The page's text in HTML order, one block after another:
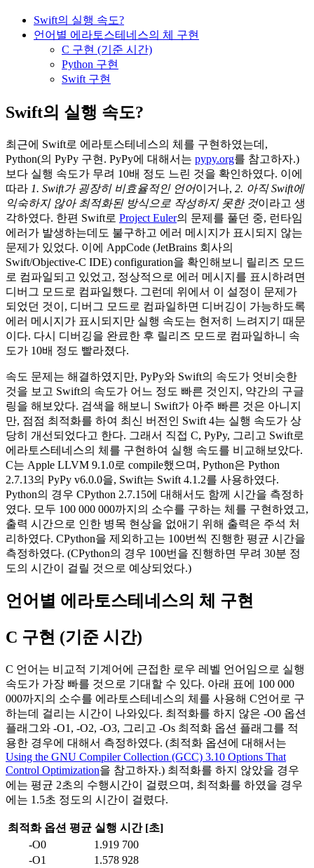
Swift의 실행 속도?
언어별 에라토스테네스의 체 구현
C 구현 (기준 시간)
Python 구현
Swift 구현
Swift의 실행 속도?
최근에 Swift로 에라토스테네스의 체를 구현하였는데,
Python(의 PyPy 구현. PyPy에 대해서는 pypy.org를 참고하자.)
보다 실행 속도가 무려 10배 정도 느린 것을 확인하였다. 이에
따라 1. Swift가 굉장히 비효율적인 언어이거나, 2. 아직 Swift에
익숙하지 않아 최적화된 방식으로 작성하지 못한 것이라고 생
각하였다. 한편 Swift로 Project Euler의 문제를 풀던 중, 런타임
에러가 발생하는데도 불구하고 에러 메시지가 표시되지 않는
문제가 있었다. 이에 AppCode (JetBrains 회사의
Swift/Objective-C IDE) configuration을 확인해보니 릴리즈 모드
로 컴파일되고 있었고, 정상적으로 에러 메시지를 표시하려면
디버그 모드로 컴파일했다. 그런데 위에서 이 설정이 문제가
되었던 것이, 디버그 모드로 컴파일하면 디버깅이 가능하도록
에러 메시지가 표시되지만 실행 속도는 현저히 느려지기 때문
이다. 다시 디버깅을 완료한 후 릴리즈 모드로 컴파일하니 속
도가 10배 정도 빨라졌다.
속도 문제는 해결하였지만, PyPy와 Swift의 속도가 엇비슷한
것을 보고 Swift의 속도가 어느 정도 빠른 것인지, 약간의 구글
링을 해보았다. 검색을 해보니 Swift가 아주 빠른 것은 아니지
만, 점점 최적화를 하여 최신 버전인 Swift 4는 실행 속도가 상
당히 개선되었다고 한다. 그래서 직접 C, PyPy, 그리고 Swift로
에라토스테네스의 체를 구현하여 실행 속도를 비교해보았다.
C는 Apple LLVM 9.1.0로 compile했으며, Python은 Python
2.7.13의 PyPy v6.0.0을, Swift는 Swift 4.1.2를 사용하였다.
Python의 경우 CPython 2.7.15에 대해서도 함께 시간을 측정하
였다. 모두 100 000 000까지의 소수를 구하는 체를 구현하였고,
출력 시간으로 인한 병목 현상을 없애기 위해 출력은 주석 처
리하였다. CPython을 제외하고는 100번씩 진행한 평균 시간을
측정하였다. (CPython의 경우 100번을 진행하면 무려 30분 정
도의 시간이 걸릴 것으로 예상되었다.)
언어별 에라토스테네스의 체 구현
C 구현 (기준 시간)
C 언어는 비교적 기계어에 근접한 로우 레벨 언어임으로 실행
속도가 가장 빠를 것으로 기대할 수 있다. 아래 표에 100 000
000까지의 소수를 에라토스테네스의 체를 사용해 C언어로 구
하는데 걸리는 시간이 나와있다. 최적화를 하지 않은 -O0 옵션
플래그와 -O1, -O2, -O3, 그리고 -Os 최적화 옵션 플래그를 적
용한 경우에 대해서 측정하였다. (최적화 옵션에 대해서는
Using the GNU Compiler Collection (GCC) 3.10 Options That
Control Optimization을 참고하자.) 최적화를 하지 않았을 경우
에는 평균 2초의 수행시간이 걸렸으며, 최적화를 하였을 경우
에는 1.5초 정도의 시간이 걸렸다.
최적화 옵션 평균 실행 시간 [초]
-O0
1.919 700
-O1
1.578 928